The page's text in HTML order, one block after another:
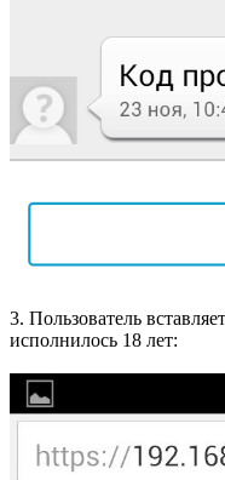
3. Пользователь
исполнилось 18 лет: